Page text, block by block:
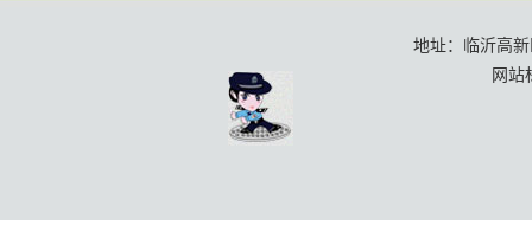
地址：临沂高
网站